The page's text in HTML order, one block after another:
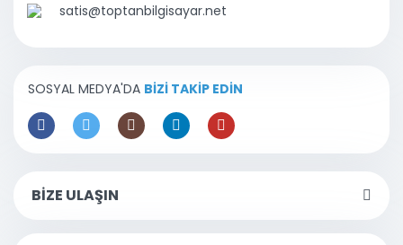
satis@toptanbilgisayar.net
SOSYAL MEDYA'DA BİZİ TAKİP EDİN
BİZE ULAŞIN